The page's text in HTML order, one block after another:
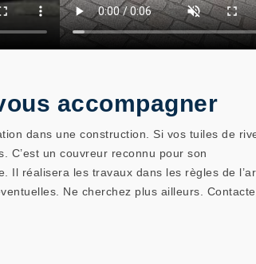
accompagner
dans une construction. Si vos tuiles de
C’est un couvreur reconnu pour son
réalisera les travaux dans les règles de
Ne cherchez plus ailleurs.